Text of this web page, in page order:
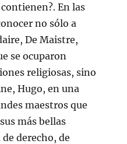
En las
no sólo a
De Maistre,
se ocuparon
religiosas, sino
Hugo, en una
maestros que
más bellas
derecho, de